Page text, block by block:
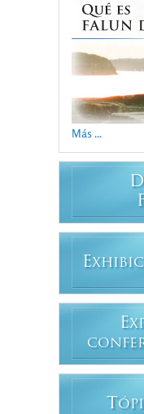
Más ...
D
E
E
T